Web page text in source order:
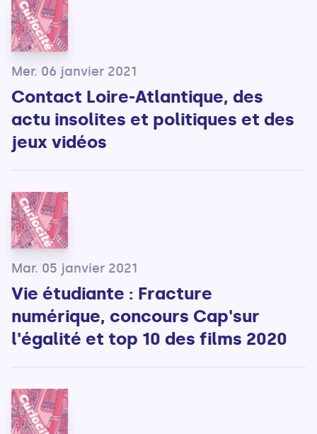
Mer. 06 janvier 2021
Contact Loire-Atlantique, des
actu insolites et politiques et des
jeux vidéos
Mar. 05 janvier 2021
Vie étudiante : Fracture
numérique, concours Cap'sur
l'égalité et top 10 des films 2020